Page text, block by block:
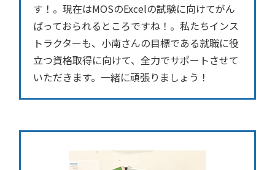
す！。現在はMOSのExcelの試験に向けてがん
ばっておられるところですね！。私たちインス
トラクターも、小南さんの目標である就職に役
立つ資格取得に向けて、全力でサポートさせて
いただきます。一緒に頑張りましょう！